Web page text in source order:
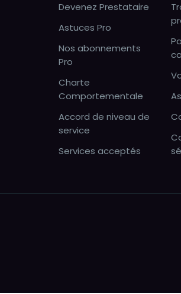
Devenez Prestataire
Astuces Pro
Nos abonnements
Pro
Charte
Comportementale
Accord de niveau de
service
Services acceptés